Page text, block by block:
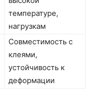
температуре,
нагрузкам
Совместимость с
клеями,
устойчивость к
деформации